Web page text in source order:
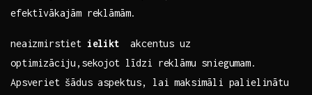
efektīvākajām‌ reklāmām.
neaizmirstiet‌ ielikt ⁣ akcentus uz
optimizāciju,sekojot līdzi ‌reklāmu sniegumam.
‍Apsveriet‍ šādus‍ aspektus, lai‌ maksimāli‌ palielinātu‌